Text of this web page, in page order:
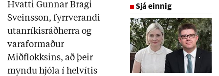
Sjá einnig
Hvatti Gunnar Bragi
Sveinsson, fyrrverandi
utanríkisráðherra og
varaformaður
Miðflokksins, að þeir
myndu hjóla í helvítis